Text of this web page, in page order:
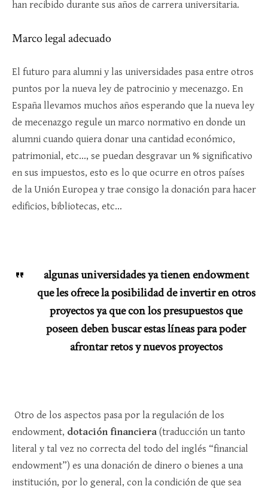
han recibido durante sus años de carrera universitaria.
Marco legal adecuado
El futuro para alumni y las universidades pasa entre otros
puntos por la nueva ley de patrocinio y mecenazgo. En
España llevamos muchos años esperando que la nueva ley
de mecenazgo regule un marco normativo en donde un
alumni cuando quiera donar una cantidad económico,
patrimonial, etc…, se puedan desgravar un % significativo
en sus impuestos, esto es lo que ocurre en otros países
de la Unión Europea y trae consigo la donación para hacer
edificios, bibliotecas, etc…
algunas universidades ya tienen endowment
que les ofrece la posibilidad de invertir en otros
proyectos ya que con los presupuestos que
poseen deben buscar estas líneas para poder
afrontar retos y nuevos proyectos
Otro de los aspectos pasa por la regulación de los
endowment, dotación financiera(traducción un tanto
literal y tal vez no correcta del todo del inglés “financial
endowment”) es una donación de dinero o bienes a una
institución, por lo general, con la condición de que sea